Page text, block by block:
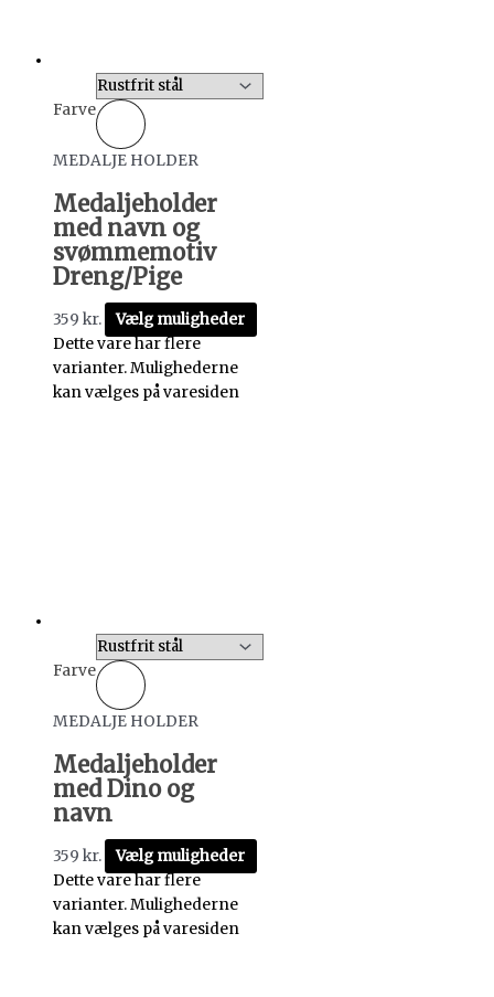
Farve
MEDALJE HOLDER
Medaljeholder
med navn og
svømmemotiv
Dreng/Pige
359 kr.
Vælg muligheder
Dette vare har flere
varianter. Mulighederne
kan vælges på varesiden
Farve
MEDALJE HOLDER
Medaljeholder
med Dino og
navn
359 kr.
Vælg muligheder
Dette vare har flere
varianter. Mulighederne
kan vælges på varesiden